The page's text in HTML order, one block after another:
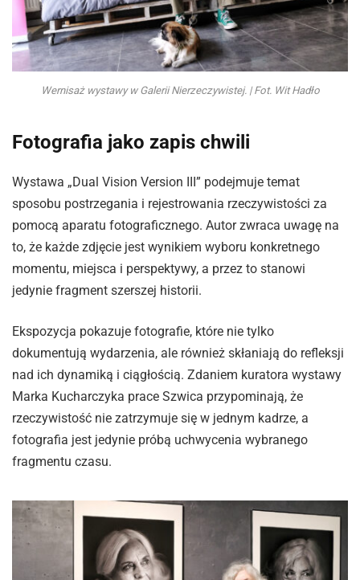
Wernisaż wystawy w Galerii Nierzeczywistej. | Fot. Wit Hadło
Fotografia jako zapis chwili
Wystawa „Dual Vision Version III” podejmuje temat
sposobu postrzegania i rejestrowania rzeczywistości za
pomocą aparatu fotograficznego. Autor zwraca uwagę na
to, że każde zdjęcie jest wynikiem wyboru konkretnego
momentu, miejsca i perspektywy, a przez to stanowi
jedynie fragment szerszej historii.
Ekspozycja pokazuje fotografie, które nie tylko
dokumentują wydarzenia, ale również skłaniają do refleksji
nad ich dynamiką i ciągłością. Zdaniem kuratora wystawy
Marka Kucharczyka prace Szwica przypominają, że
rzeczywistość nie zatrzymuje się w jednym kadrze, a
fotografia jest jedynie próbą uchwycenia wybranego
fragmentu czasu.